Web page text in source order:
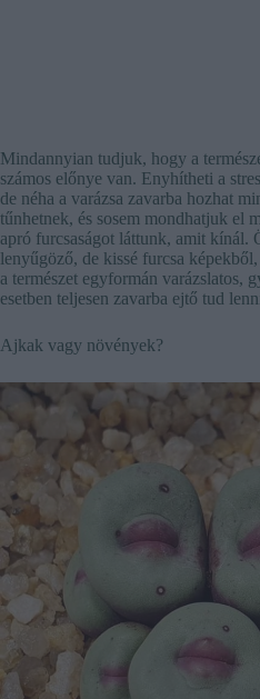
Mindannyian tudjuk, hogy a
számos előnye van. Enyhítheti a
de néha a varázsa zavarba hozhat
tűnhetnek, és sosem mondhatjuk el
apró furcsaságot láttunk, amit kínál.
lenyűgöző, de kissé furcsa
a természet egyformán varázslatos,
esetben teljesen zavarba ejtő tud
Ajkak vagy növények?